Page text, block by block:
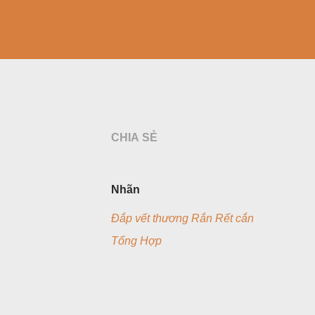
CHIA SẺ
Nhãn
Đắp vết thương Rắn Rết cắn
Tổng Hợp